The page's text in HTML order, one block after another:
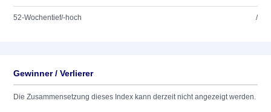
52-Wochentief/-hoch /
Gewinner / Verlierer
Die Zusammensetzung dieses Index kann derzeit nicht angezeigt werden.